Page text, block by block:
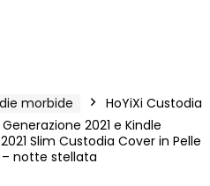
morbide
HoYiXi Custodia
2021 e Kindle
Slim Custodia Cover in Pelle
– notte stellata